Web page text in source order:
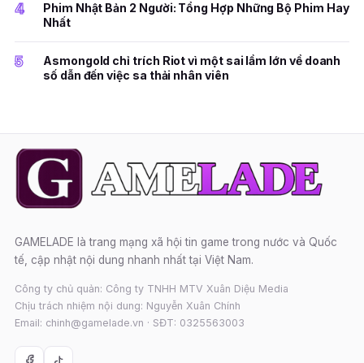
4
Phim Nhật Bản 2 Người: Tổng Hợp Những Bộ Phim Hay
Nhất
5
Asmongold chỉ trích Riot vì một sai lầm lớn về doanh
số dẫn đến việc sa thải nhân viên
GAMELADE là trang mạng xã hội tin game trong nước và Quốc
tế, cập nhật nội dung nhanh nhất tại Việt Nam.
Công ty chủ quản: Công ty TNHH MTV Xuân Diệu Media
Chịu trách nhiệm nội dung: Nguyễn Xuân Chính
Email: chinh@gamelade.vn · SĐT: 0325563003